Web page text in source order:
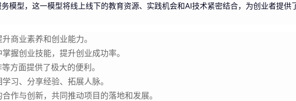
模型，这一模型将线上线下的教育资源、实践机会和AI技术紧密结合，为创业者提供
商业素养和创业能力。
握创业技能，提升创业成功率。
方面提供了极大的便利。
习、分享经验、拓展人脉。
作与创新，共同推动项目的落地和发展。